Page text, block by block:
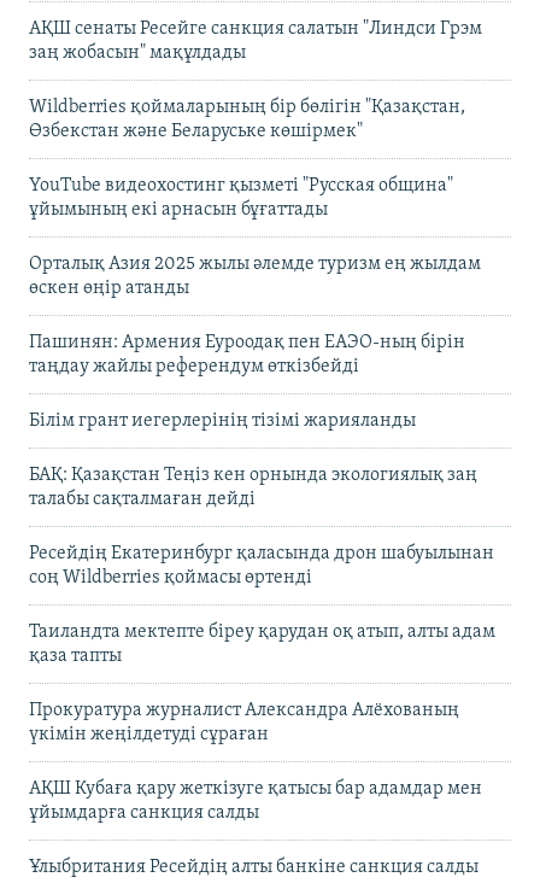
АҚШ сенаты Ресейге санкция салатын "Линдси Грэм
заң жобасын" мақұлдады
Wildberries қоймаларының бір бөлігін "Қазақстан,
Өзбекстан және Беларуське көшірмек"
YouTube видеохостинг қызметі "Русская община"
ұйымының екі арнасын бұғаттады
Орталық Азия 2025 жылы әлемде туризм ең жылдам
өскен өңір атанды
Пашинян: Армения Еуроодақ пен ЕАЭО-ның бірін
таңдау жайлы референдум өткізбейді
Білім грант иегерлерінің тізімі жарияланды
БАҚ: Қазақстан Теңіз кен орнында экологиялық заң
талабы сақталмаған дейді
Ресейдің Екатеринбург қаласында дрон шабуылынан
соң Wildberries қоймасы өртенді
Таиландта мектепте біреу қарудан оқ атып, алты адам
қаза тапты
Прокуратура журналист Александра Алёхованың
үкімін жеңілдетуді сұраған
АҚШ Кубаға қару жеткізуге қатысы бар адамдар мен
ұйымдарға санкция салды
Ұлыбритания Ресейдің алты банкіне санкция салды